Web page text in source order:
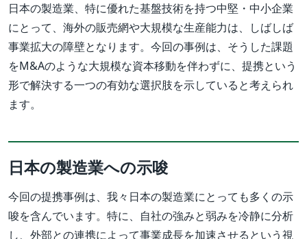
日本の製造業、特に優れた基盤技術を持つ中堅・中小企業
にとって、海外の販売網や大規模な生産能力は、しばしば
事業拡大の障壁となります。今回の事例は、そうした課題
をM&Aのような大規模な資本移動を伴わずに、提携という
形で解決する一つの有効な選択肢を示していると考えられ
ます。
日本の製造業への示唆
今回の提携事例は、我々日本の製造業にとっても多くの示
唆を含んでいます。特に、自社の強みと弱みを冷静に分析
し、外部との連携によって事業成長を加速させるという視